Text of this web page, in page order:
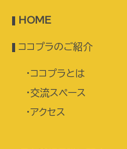
HOME
ココプラのご紹介
ココプラとは
交流スペース
アクセス